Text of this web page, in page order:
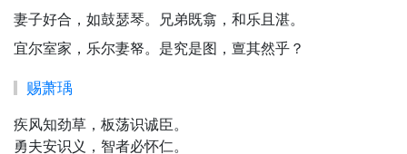
妻子好合，如鼓瑟琴。兄弟既翕，和乐且湛。
宜尔室家，乐尔妻帑。是究是图，亶其然乎？
赐萧瑀
疾风知劲草，板荡识诚臣。
勇夫安识义，智者必怀仁。